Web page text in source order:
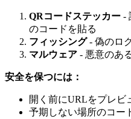
QRコードステッカー -
のコードを貼る
フィッシング- 偽のロ
マルウェア - 悪意のあ
安全を保つには：
開く前にURLをプレビ
予期しない場所のコー